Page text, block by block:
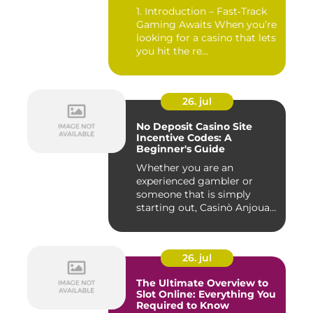
1. Introduction – Fast‑Track
Gaming Awaits When you’re
looking for a casino that lets
you hit the re...
26. jul
No Deposit Casino Site
Incentive Codes: A
Beginner's Guide
Whether you are an
experienced gambler or
someone that is simply
starting out, Casinò Anjouan
26. jul
The Ultimate Overview to
Slot Online: Everything You
Required to Know